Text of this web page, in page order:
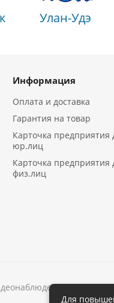
Улан-Удэ
Информация
Оплата и доставка
Гарантия на товар
Карточка предприятия
юр.лиц
Карточка предприятия
физ.лиц
в
Для